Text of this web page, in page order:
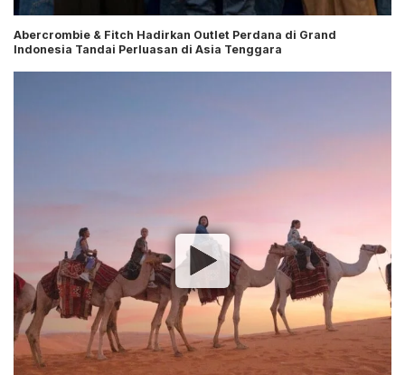
Abercrombie & Fitch Hadirkan Outlet Perdana di Grand
Indonesia Tandai Perluasan di Asia Tenggara